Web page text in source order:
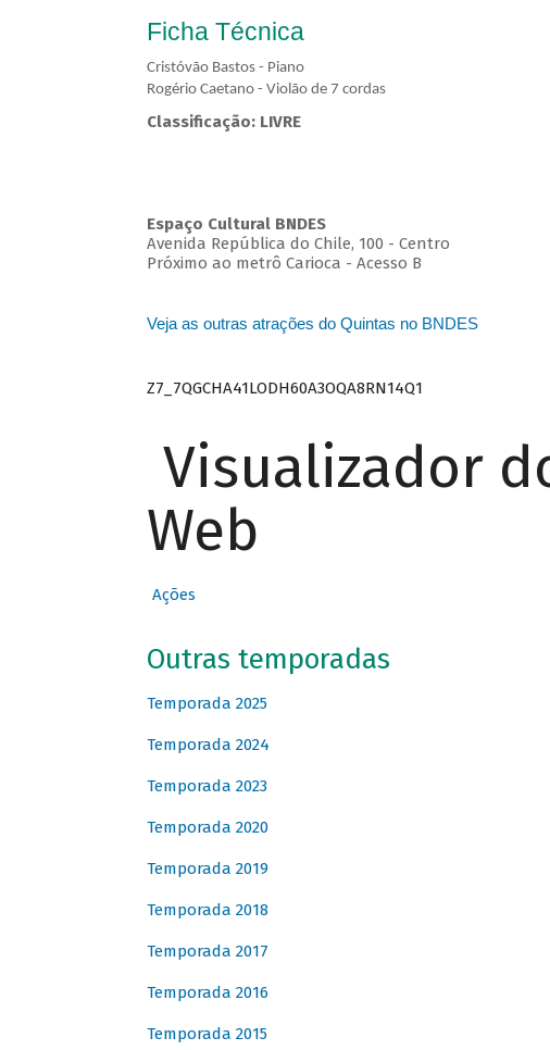
Ficha Técnica
Cristóvão Bastos - Piano
Rogério Caetano - Violão de 7 cordas
Classificação: LIVRE
Espaço Cultural BNDES
Avenida República do Chile, 100 - Centro
Próximo ao metrô Carioca - Acesso B
Veja as outras atrações do Quintas no BNDES
Z7_7QGCHA41LODH60A3OQA8RN14Q1
Visualizador
Web
Ações
Outras temporadas
Temporada 2025
Temporada 2024
Temporada 2023
Temporada 2020
Temporada 2019
Temporada 2018
Temporada 2017
Temporada 2016
Temporada 2015